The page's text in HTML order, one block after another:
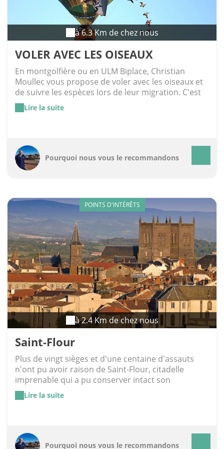
à 6.3 Km de chez nous
VOLER AVEC LES OISEAUX
En montgolfière ou en ULM Biplace, Christian
Moullec vous propose de voler avec les oiseaux et
de suivre les espèces lors de leur migration. C'est
spectaculaire et très émouvant d'admirer ce ballet
aérien, à fois puissant et fragile, et d'en faire partie
Lire la suite
Pourquoi nous vous le recommandons
POINTS D'INTÉRÊTS
à 2.4 Km de chez nous
Saint-Flour
Plus de vingt sièges et d'une centaine d'assauts
n'ont pu avoir raison de Saint-Flour, citadelle
imprenable qui a pu conserver intact son
patrimoine historique dans un environnement
naturel magnifique, propice aux promenades et à
mètres et voir surgir, au-dessus des escarpements
rocheux, le joli village de Saint-Flour, dominé par
Lire la suite
Pourquoi nous vous le recommandons